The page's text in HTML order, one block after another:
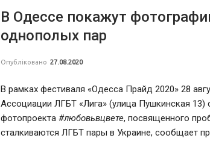
В Одессе покажут
однополых пар
Опубліковано 27.08.2020
В рамках фестиваля «Одесса Прайд 2020» 28
Ассоциации ЛГБТ «Лига» (улица Пушкинская 13)
фотопроекта#любовьвцвете, посвященного
сталкиваются ЛГБТ пары в Украине, сообщает